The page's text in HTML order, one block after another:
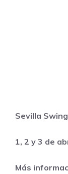
Sevilla
1, 2 y 3 de
Más